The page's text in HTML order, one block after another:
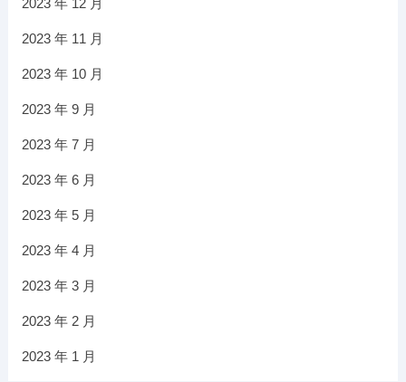
2023 年 12 月
2023 年 11 月
2023 年 10 月
2023 年 9 月
2023 年 7 月
2023 年 6 月
2023 年 5 月
2023 年 4 月
2023 年 3 月
2023 年 2 月
2023 年 1 月